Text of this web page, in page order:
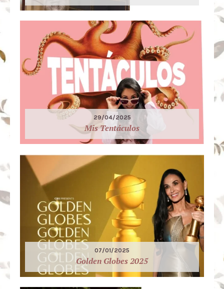
29/04/2025
Mis Tentáculos
07/01/2025
Golden Globes 2025